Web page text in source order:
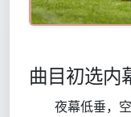
曲目初选内
夜幕低垂，